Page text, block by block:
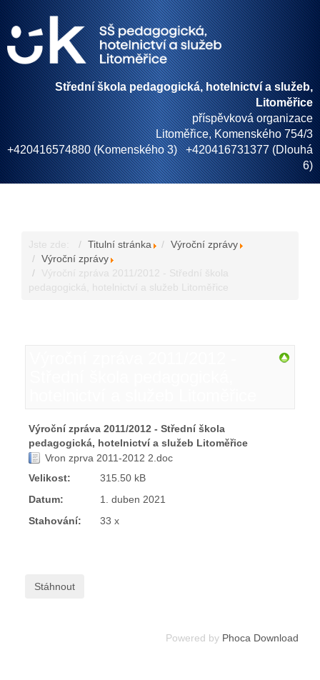
Střední škola pedagogická, hotelnictví a služeb,
Litoměřice
příspěvková organizace
Litoměřice, Komenského 754/3
+420416574880 (Komenského 3) +420416731377 (Dlouhá
6)
Jste zde: Titulní stránka
Výroční zprávy
Výroční zprávy
Výroční zpráva 2011/2012 - Střední škola
pedagogická, hotelnictví a služeb Litoměřice
Výroční zpráva 2011/2012 - Střední škola
pedagogická, hotelnictví a služeb Litoměřice
Vron zprva 2011-2012 2.doc
Velikost:
315.50 kB
Datum:
1. duben 2021
Stahování:
33 x
Powered by Phoca Download